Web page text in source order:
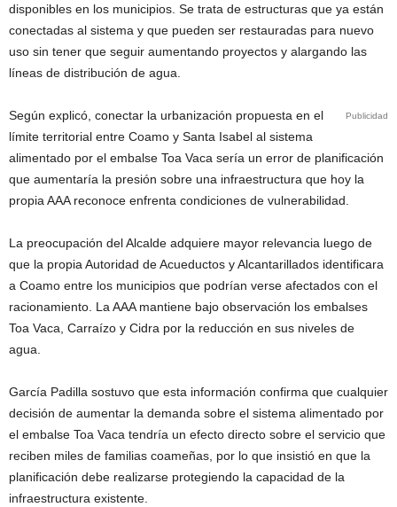
disponibles en los municipios. Se trata de estructuras que ya están
conectadas al sistema y que pueden ser restauradas para nuevo
uso sin tener que seguir aumentando proyectos y alargando las
líneas de distribución de agua.
Publicidad
Según explicó, conectar la urbanización propuesta en el
límite territorial entre Coamo y Santa Isabel al sistema
alimentado por el embalse Toa Vaca sería un error de planificación
que aumentaría la presión sobre una infraestructura que hoy la
propia AAA reconoce enfrenta condiciones de vulnerabilidad.
La preocupación del Alcalde adquiere mayor relevancia luego de
que la propia Autoridad de Acueductos y Alcantarillados identificara
a Coamo entre los municipios que podrían verse afectados con el
racionamiento. La AAA mantiene bajo observación los embalses
Toa Vaca, Carraízo y Cidra por la reducción en sus niveles de
agua.
García Padilla sostuvo que esta información confirma que cualquier
decisión de aumentar la demanda sobre el sistema alimentado por
el embalse Toa Vaca tendría un efecto directo sobre el servicio que
reciben miles de familias coameñas, por lo que insistió en que la
planificación debe realizarse protegiendo la capacidad de la
infraestructura existente.